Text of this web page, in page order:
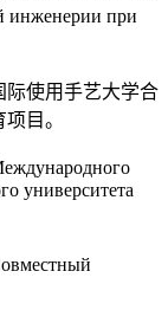
инженерии при
使用手艺大学合
目。
университета